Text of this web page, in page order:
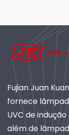
Fujian Juan
fornece
UVC de
além de